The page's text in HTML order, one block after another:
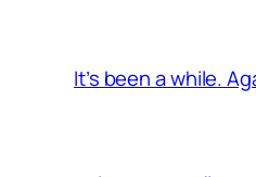
It’s been a while.